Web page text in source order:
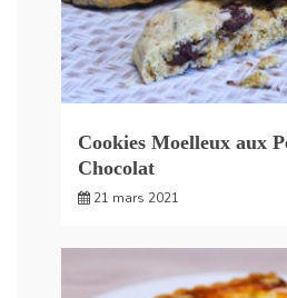
Cookies Moelleux aux
Chocolat
21 mars 2021